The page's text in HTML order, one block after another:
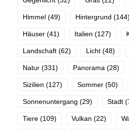
Himmel (49) Hintergrund (144)
Häuser (41) Italien (127)
Landschaft (62) Licht (48)
Natur (331) Panorama (28)
Sizilien (127) Sommer (50)
Sonnenuntergang (29) Stadt
Tiere (109) Vulkan (22)